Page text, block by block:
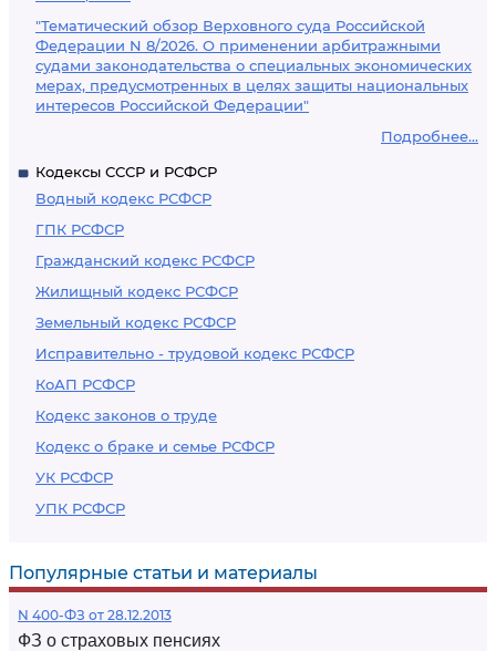
"Тематический обзор Верховного суда Российской
Федерации N 8/2026. О применении арбитражными
судами законодательства о специальных экономических
мерах, предусмотренных в целях защиты национальных
интересов Российской Федерации"
Подробнее...
Кодексы СССР и РСФСР
Водный кодекс РСФСР
ГПК РСФСР
Гражданский кодекс РСФСР
Жилищный кодекс РСФСР
Земельный кодекс РСФСР
Исправительно - трудовой кодекс РСФСР
КоАП РСФСР
Кодекс законов о труде
Кодекс о браке и семье РСФСР
УК РСФСР
УПК РСФСР
Популярные статьи и материалы
N 400-ФЗ от 28.12.2013
ФЗ о страховых пенсиях